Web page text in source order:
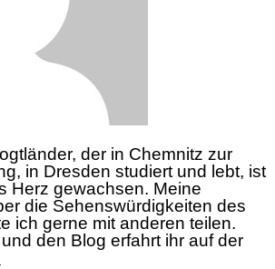
der in Chemnitz zur
in Dresden studiert und lebt, ist
Herz gewachsen. Meine
die Sehenswürdigkeiten des
ich gerne mit anderen teilen.
den Blog erfahrt ihr auf der